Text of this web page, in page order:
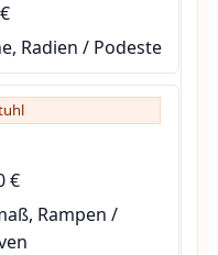
Radien / Podeste
€
Rampen /